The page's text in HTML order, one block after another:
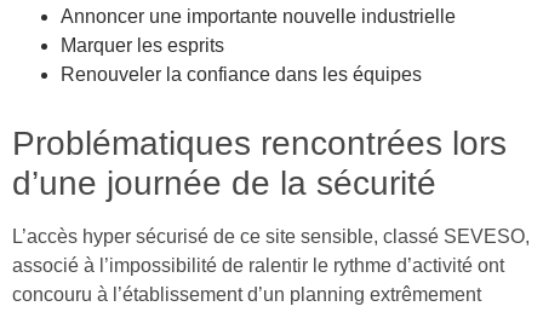
Annoncer une importante nouvelle industrielle
Marquer les esprits
Renouveler la confiance dans les équipes
Problématiques rencontrées lors
d’une journée de la sécurité
L’accès hyper sécurisé de ce site sensible, classé SEVESO,
associé à l’impossibilité de ralentir le rythme d’activité ont
concouru à l’établissement d’un planning extrêmement